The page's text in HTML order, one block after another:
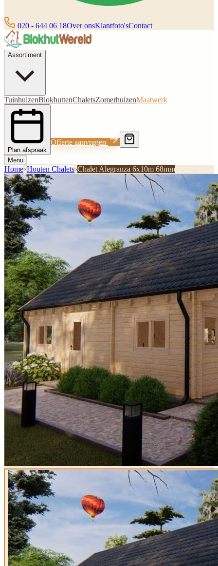
020 - 644 06 18Over onsKlantfoto'sContact
Assortiment
TuinhuizenBlokhuttenChaletsZomerhuizenMaatwerk
Plan afspraak
Offerte aanvragen
Menu
Home›Houten Chalets›Chalet Alegranza 6x10m 68mm